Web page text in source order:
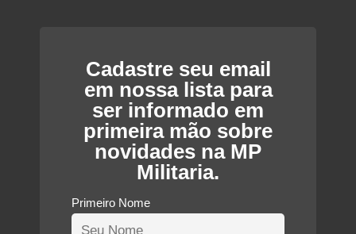
Cadastre seu email
em nossa lista para
ser informado em
primeira mão sobre
novidades na MP
Militaria.
Primeiro Nome